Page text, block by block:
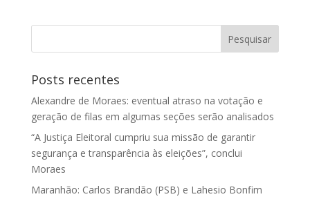
Posts recentes
Alexandre de Moraes: eventual atraso na votação e
geração de filas em algumas seções serão analisados
“A Justiça Eleitoral cumpriu sua missão de garantir
segurança e transparência às eleições”, conclui
Moraes
Maranhão: Carlos Brandão (PSB) e Lahesio Bonfim